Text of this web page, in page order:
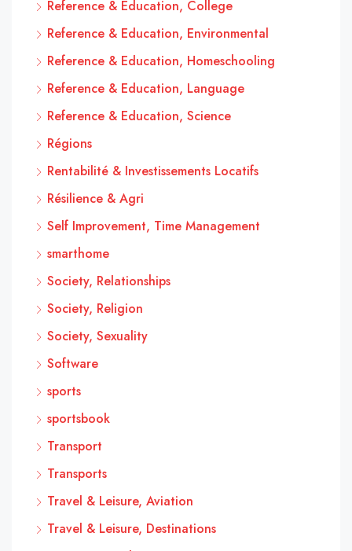
Reference & Education, College
Reference & Education, Environmental
Reference & Education, Homeschooling
Reference & Education, Language
Reference & Education, Science
Régions
Rentabilité & Investissements Locatifs
Résilience & Agri
Self Improvement, Time Management
smarthome
Society, Relationships
Society, Religion
Society, Sexuality
Software
sports
sportsbook
Transport
Transports
Travel & Leisure, Aviation
Travel & Leisure, Destinations